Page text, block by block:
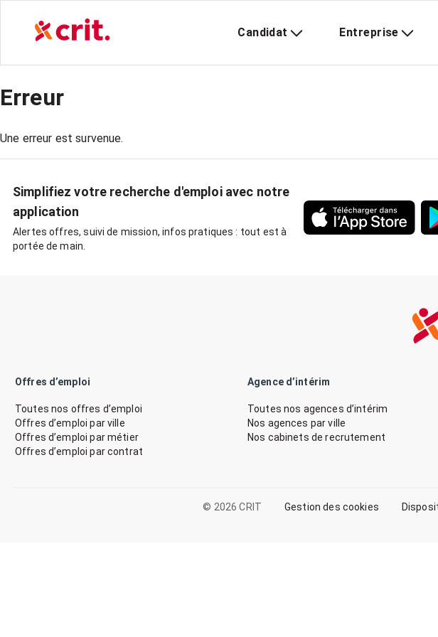
Candidat Entreprise
Erreur
Une erreur est survenue.
Simplifiez votre recherche d'emploi avec notre
application
Alertes offres, suivi de mission, infos pratiques : tout est à
portée de main.
Offres d’emploi
Toutes nos offres d’emploi
Offres d’emploi par ville
Offres d’emploi par métier
Offres d’emploi par contrat
Agence d’intérim
Toutes nos agences d’intérim
Nos agences par ville
Nos cabinets de recrutement
© 2026 CRIT Gestion des cookies